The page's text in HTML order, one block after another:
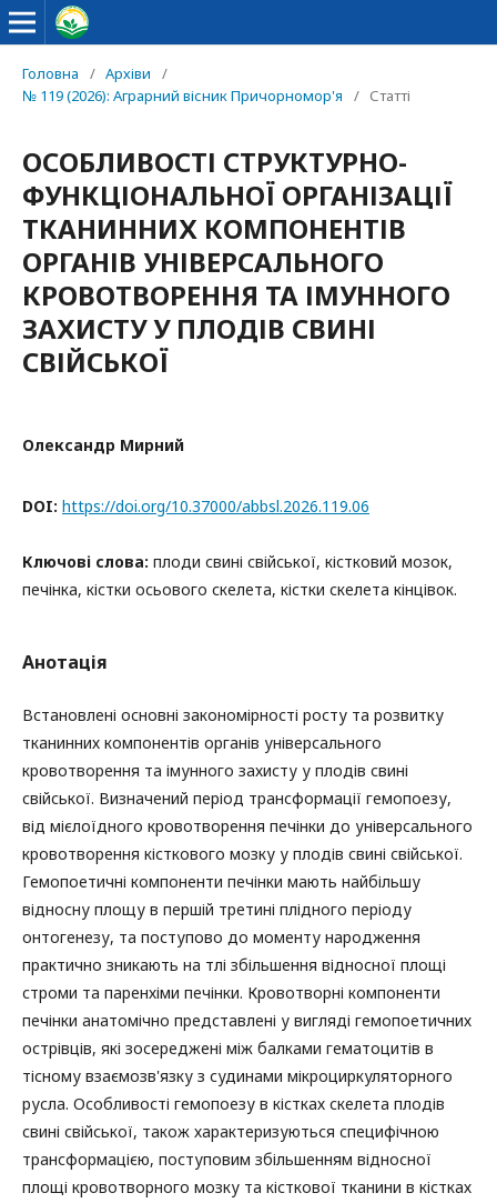
Головна / Архіви
/
№ 119 (2026): Аграрний вісник Причорномор'я
/ Статті
ОСОБЛИВОСТІ СТРУКТУРНО-
ФУНКЦІОНАЛЬНОЇ ОРГАНІЗАЦІЇ
ТКАНИННИХ КОМПОНЕНТІВ
ОРГАНІВ УНІВЕРСАЛЬНОГО
КРОВОТВОРЕННЯ ТА ІМУННОГО
ЗАХИСТУ У ПЛОДІВ СВИНІ
СВІЙСЬКОЇ
Олександр Мирний
DOI: https://doi.org/10.37000/abbsl.2026.119.06
Ключові слова: плоди свині свійської, кістковий мозок,
печінка, кістки осьового скелета, кістки скелета кінцівок.
Анотація
Встановлені основні закономірності росту та розвитку
тканинних компонентів органів універсального
кровотворення та імунного захисту у плодів свині
свійської. Визначений період трансформації гемопоезу,
від мієлоїдного кровотворення печінки до універсального
кровотворення кісткового мозку у плодів свині свійської.
Гемопоетичні компоненти печінки мають найбільшу
відносну площу в першій третині плідного періоду
онтогенезу, та поступово до моменту народження
практично зникають на тлі збільшення відносної площі
строми та паренхіми печінки. Кровотворні компоненти
печінки анатомічно представлені у вигляді гемопоетичних
острівців, які зосереджені між балками гематоцитів в
тісному взаємозв'язку з судинами мікроциркуляторного
русла. Особливості гемопоезу в кістках скелета плодів
свині свійської, також характеризуються специфічною
трансформацією, поступовим збільшенням відносної
площі кровотворного мозку та кісткової тканини в кістках